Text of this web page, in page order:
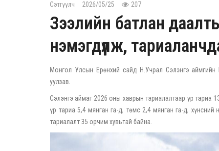
Сэтгүүлч 2026/05/25 207
Зээлийн батлан
нэмэгдүүлж,
Монгол Улсын Ерөнхий сайд Н.Учрал Сэлэнгэ
уулзав.
Сэлэнгэ аймаг 2026 оны хаврын тариалалтаар үр тариа
үр тариа 5,4 мянган га-д, төмс 2,4 мянган га-д,
тариалалт 35 орчим хувьтай байна.